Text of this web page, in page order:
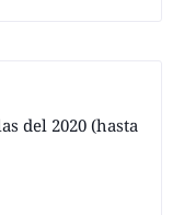
del 2020 (hasta